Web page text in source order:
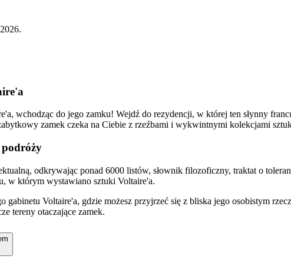
wchodząc do jego zamku! Wejdź do rezydencji, w której ten słynny
zamek czeka na Ciebie z rzeźbami i wykwintnymi kolekcjami
podróży
odkrywając ponad 6000 listów, słownik filozoficzny, traktat o
w którym wystawiano sztuki Voltaire'a.
gabinetu Voltaire'a, gdzie możesz przyjrzeć się z bliska jego osobistym
tereny otaczające zamek.